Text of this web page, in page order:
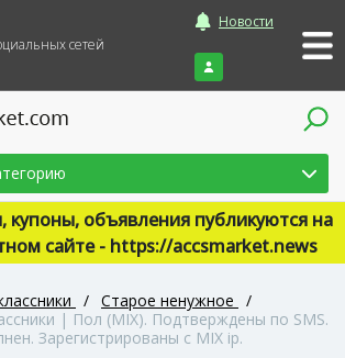
сетей
Новости
Войти
купоны, объявления публикуются на
сайте - https://accsmarket.news
/ Старое ненужное
/
| Пол (MIX). Подтверждены по SMS.
Зарегистрированы с MIX ip.